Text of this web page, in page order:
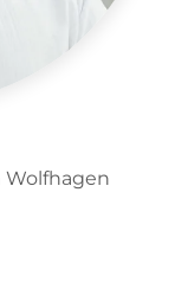
Wolfhagen